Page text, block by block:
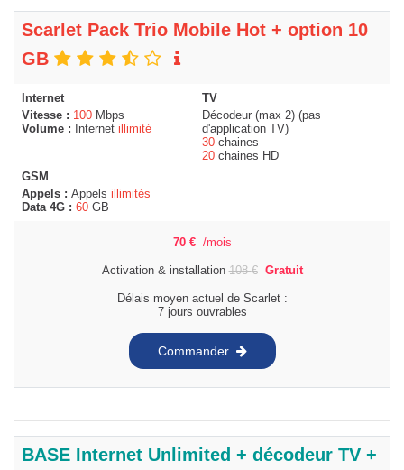
Scarlet Pack Trio Mobile Hot + option 10
GB
Internet
Vitesse : 100 Mbps
Volume :
Internet illimité
TV
Décodeur (max 2) (pas
d'application TV)
30 chaines
20 chaines HD
GSM
Appels : Appels illimités
Data 4G : 60 GB
70 € /mois
Activation & installation108€ Gratuit
Délais moyen actuel de Scarlet :
7 jours ouvrables
Commander
BASE Internet Unlimited + décodeur TV +